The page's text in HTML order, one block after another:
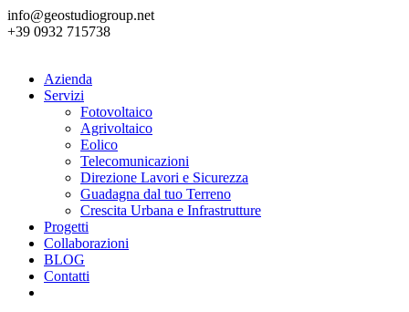
info@geostudiogroup.net
+39 0932 715738
Azienda
Servizi
Fotovoltaico
Agrivoltaico
Eolico
Telecomunicazioni
Direzione Lavori e Sicurezza
Guadagna dal tuo Terreno
Crescita Urbana e Infrastrutture
Progetti
Collaborazioni
BLOG
Contatti